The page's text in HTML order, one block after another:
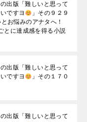
出版「難しいと思って
ですヨ
」その９２９
お悩みのアナタへ！
とに達成感を得る小説
出版「難しいと思って
ですヨ
」その１７０
出版「難しいと思って